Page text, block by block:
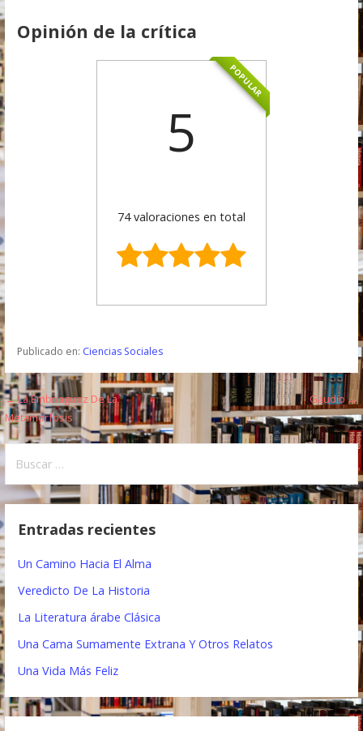
Opinión de la crítica
POPULAR
5
74 valoraciones en total
Publicado en: Ciencias Sociales
N
a
v
e
a
ó
n
d
← La Embriaguez De La
Metamorfosis
Gaudio →
s
Entradas recientes
Un Camino Hacia El Alma
Veredicto De La Historia
La Literatura árabe Clásica
Una Cama Sumamente Extrana Y Otros Relatos
Una Vida Más Feliz